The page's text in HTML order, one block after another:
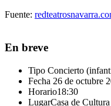
Fuente:
En breve
Tipo Concierto
Fecha 26 de octubre
Horario18:30
LugarCasa de